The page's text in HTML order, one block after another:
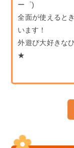
ー゜)
全面が使えると
います！
外遊び大好きな
★